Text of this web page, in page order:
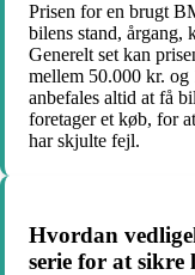
Prisen for en brugt
bilens stand, årgang,
Generelt set kan
mellem 50.000 kr. og
anbefales altid at få
foretager et køb, for
har skjulte fejl.
Hvordan
serie for at sikre